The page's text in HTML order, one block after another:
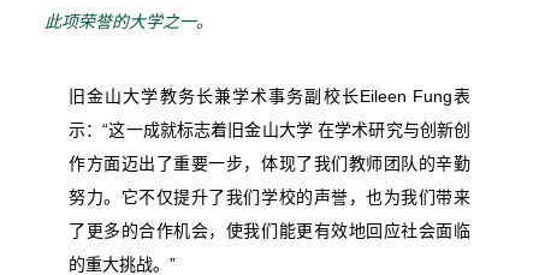
此项荣誉的大学之一。
旧金山大学教务长兼学术事务副校长Eileen Fung表
示：“这一成就标志着旧金山大学 在学术研究与创新创
作方面迈出了重要一步，体现了我们教师团队的辛勤
努力。它不仅提升了我们学校的声誉，也为我们带来
了更多的合作机会，使我们能更有效地回应社会面临
的重大挑战。”